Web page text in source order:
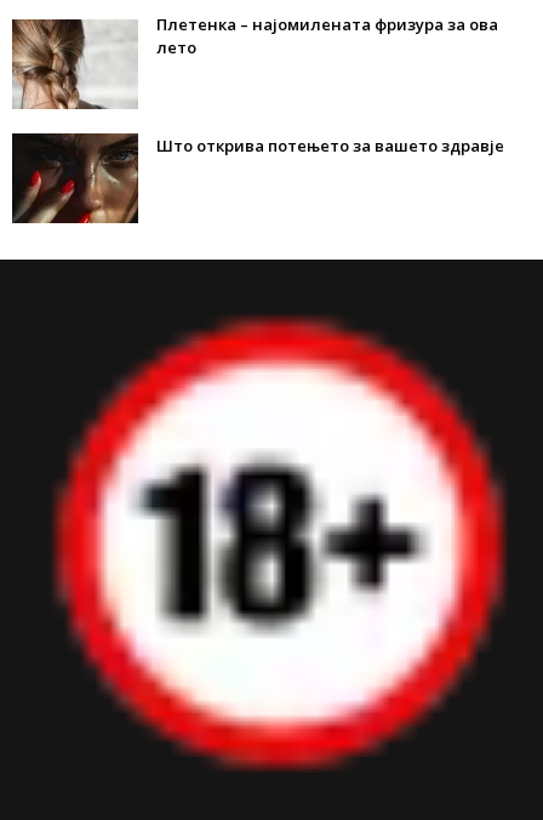
Плетенка – најомилената фризура за ова
лето
Што открива потењето за вашето здравје